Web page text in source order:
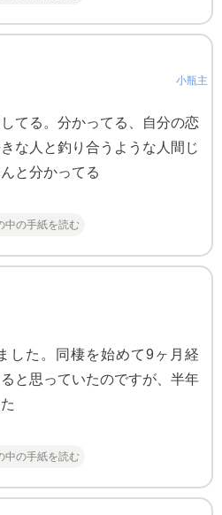
小瓶主
てる。分かってる、自分の恋
な人と釣り合うような人間じ
と分かってる
中の手紙を読む
した。同棲を始めて9ヶ月経
と思っていたのですが、半年
中の手紙を読む